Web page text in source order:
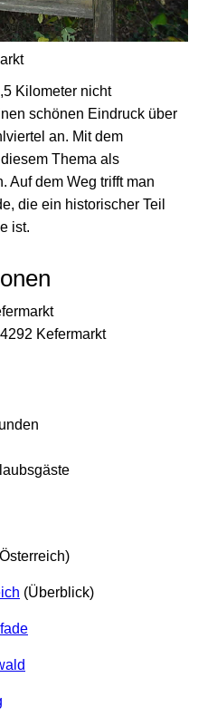
Kilometer nicht
schönen Eindruck über
an. Mit dem
Thema als
Auf dem Weg trifft man
die ein historischer Teil
ist.
Kefermarkt
(Überblick)